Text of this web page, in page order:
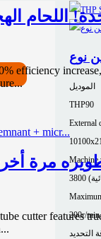
الموديل
THP90
External
Machine
200r/min
اللحام
efficiency
cutter features